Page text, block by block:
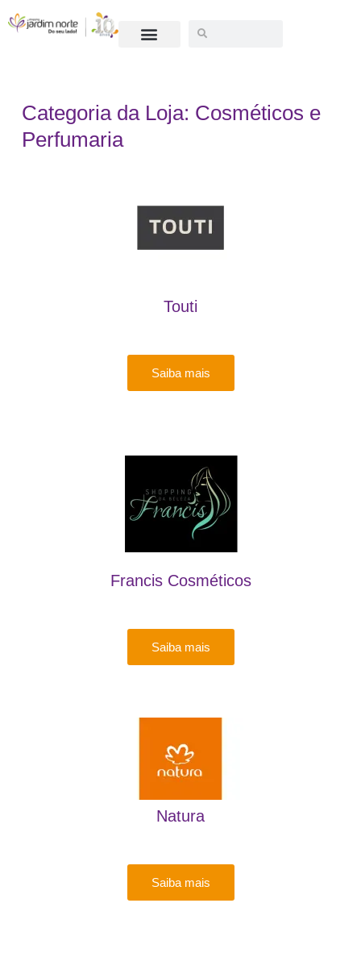
Categoria da Loja: Cosméticos e
Perfumaria
Touti
Saiba mais
Francis Cosméticos
Saiba mais
Natura
Saiba mais